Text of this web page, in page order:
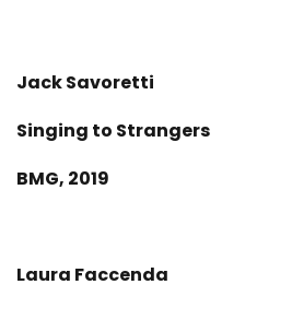
Jack Savoretti
Singing to Strangers
BMG, 2019
Laura Faccenda